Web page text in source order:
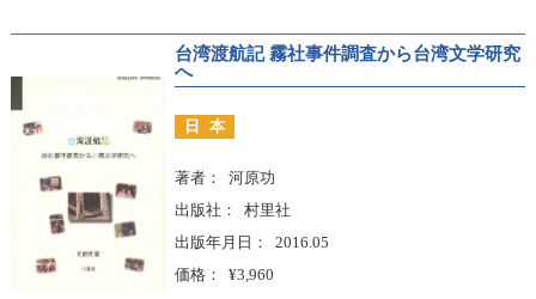
台湾渡航記 霧社事件調査から台湾文学研究
へ
日本
著者
河原功
出版社
村里社
出版年月日
2016.05
価格
¥3,960